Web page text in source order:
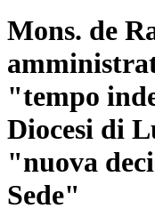
Mons. de
"tempo
Diocesi di
"nuova
Sede"